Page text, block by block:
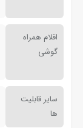
اقلام همراه
گوشی
سایر قابلیت
ها